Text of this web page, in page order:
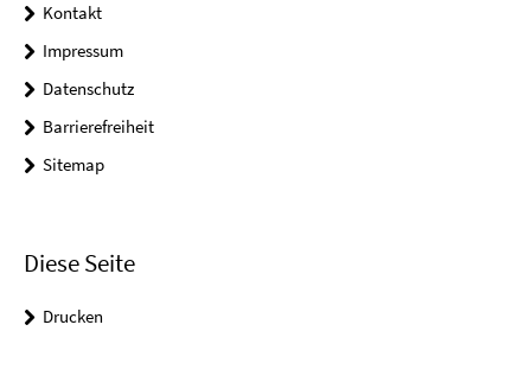
Kontakt
Impressum
Datenschutz
Barrierefreiheit
Sitemap
Diese Seite
Drucken